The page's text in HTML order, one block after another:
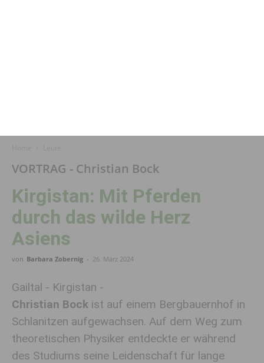
VORTRAG - Christian Bock
Kirgistan: Mit Pferden
durch das wilde Herz
Asiens
von Barbara Zobernig - 26. März 2024
Gailtal - Kirgistan -
Christian Bock ist auf einem Bergbauernhof in
Schlanitzen aufgewachsen. Auf dem Weg zum
theoretischen Physiker entdeckte er während
des Studiums seine Leidenschaft für lange